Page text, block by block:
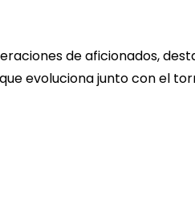
de aficionados,
evoluciona junto con el